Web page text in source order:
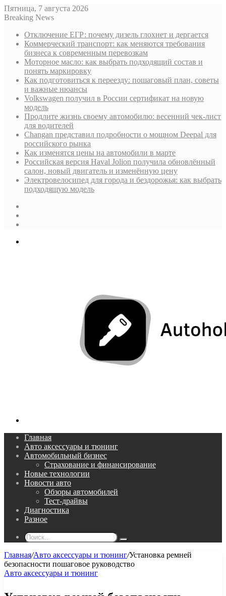
Пятница, 7 августа 2026
Breaking News
Отключение ЕГР: почему дизель глохнет и дергается
Коммерческий транспорт: как меняются требования
бизнеса к современным перевозкам
Моторное масло: как выбрать подходящий состав и
понять маркировку
Как подготовиться к переезду: пошаговый план, советы
и важные нюансы
Volkswagen получил в России сертификат на новую
модель
Продлите жизнь своему автомобилю: весенний чек-лист
для водителей
Changan представил подробности о мощном Deepal для
российского рынка
Как изменятся цены на автомобили в марте
Российская версия Haval Jolion получила обновлённый
салон, новый двигатель и изменённую цену
Электровелосипед для города и бездорожья: как выбрать
подходящую модель
Главная
Авто аксессуары и тюнинг
Автомобильный бизнес
Страхование и финансирование
Новые технологии
Новости авто
Обзоры автомобилей
Тест-драйвы
Диагностика
Разное
Поиск...
Главная/Авто аксессуары и тюнинг/Установка ремней
безопасности пошаговое руководство
Авто аксессуары и тюнинг